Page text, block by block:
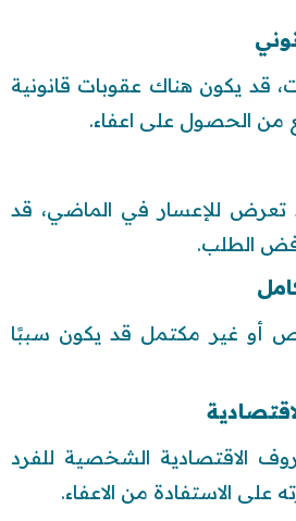
قد يكون هناك عقوبات قانونية
من الحصول على اعفاء.
تعرض للإعسار في الماضي، قد
الطلب.
أو غير مكتمل قد يكون سببًا
الاقتصادية الشخصية للفرد
على الاستفادة من الاعفاء.